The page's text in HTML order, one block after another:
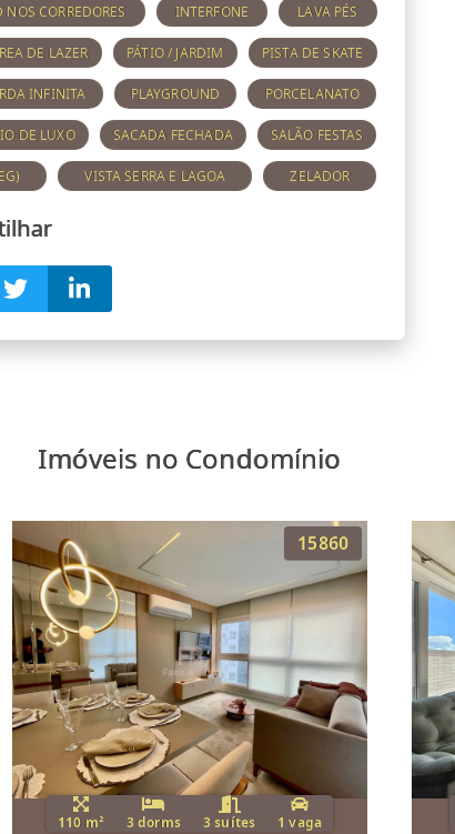
CORREDORES INTERFONE LAVA PÉS
DE LAZER PÁTIO / JARDIM PISTA DE SKATE
INFINITA PLAYGROUND PORCELANATO
DE LUXO SACADA FECHADA SALÃO FESTAS
VISTA SERRA E LAGOA ZELADOR
Imóveis no Condomínio
15860
110 m² 3 dorms 3 suítes 1 vaga